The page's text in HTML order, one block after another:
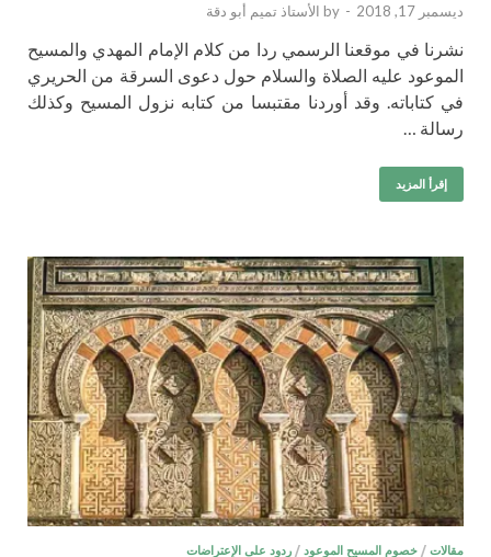
ديسمبر 17, 2018 -
by الأستاذ تميم أبو دقة
نشرنا في موقعنا الرسمي ردا من كلام الإمام المهدي والمسيح
الموعود عليه الصلاة والسلام حول دعوى السرقة من الحريري
في كتاباته. وقد أوردنا مقتبسا من كتابه نزول المسيح وكذلك
رسالة …
إقرأ المزيد
مقالات / خصوم المسيح الموعود / ردود على الإعتراضات